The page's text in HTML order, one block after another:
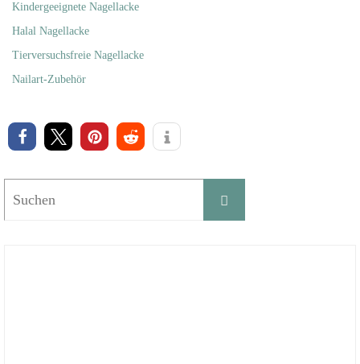
Kindergeeignete Nagellacke
Halal Nagellacke
Tierversuchsfreie Nagellacke
Nailart-Zubehör